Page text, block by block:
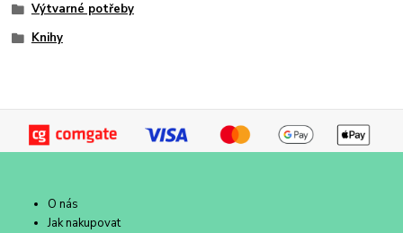
Výtvarné potřeby
Knihy
O nás
Jak nakupovat